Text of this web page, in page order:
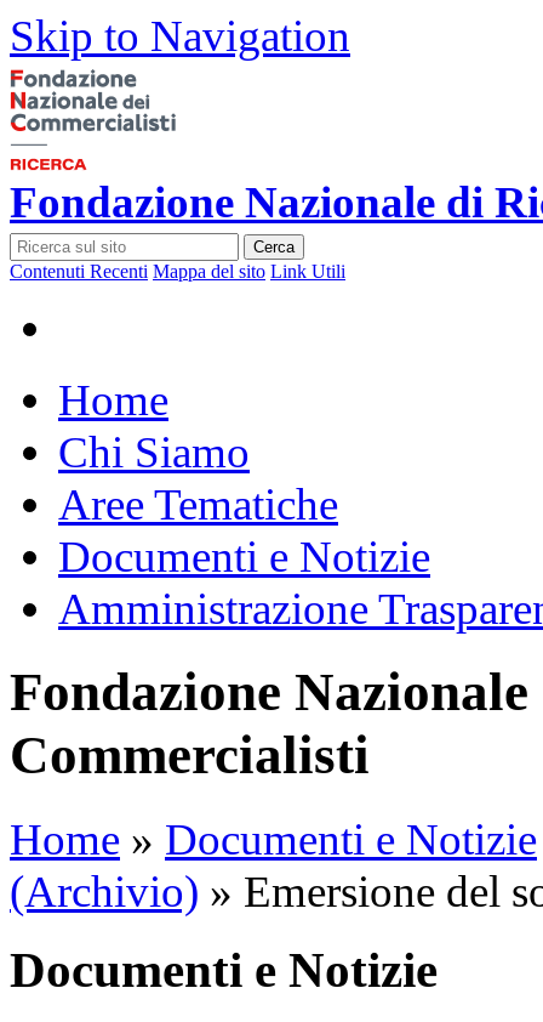
Skip to Navigation
Fondazione Nazionale di
Cerca
Contenuti Recenti Mappa del sito Link Utili
Home
Chi Siamo
Aree Tematiche
Documenti e Notizie
Amministrazione
Fondazione
Commercialisti
Home » Documenti e Notizie
(Archivio) » Emersione del
Documenti e Notizie